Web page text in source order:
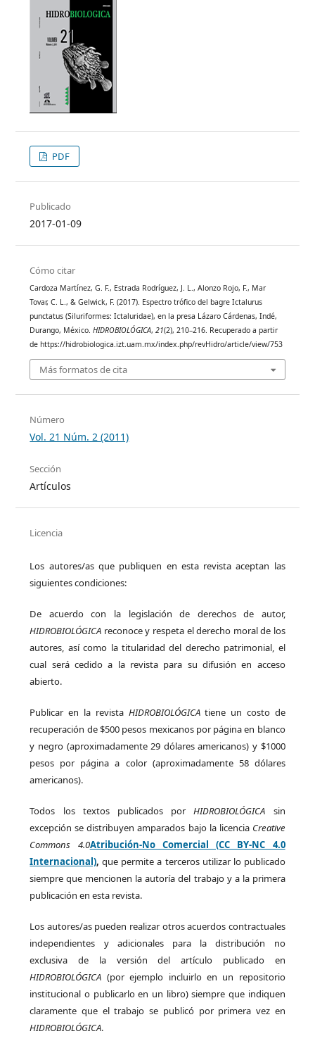
PDF
Publicado
2017-01-09
Cómo citar
Cardoza Martínez, G. F., Estrada Rodríguez, J. L., Alonzo Rojo, F., Mar
Tovar, C. L., & Gelwick, F. (2017). Espectro trófico del bagre Ictalurus
punctatus (Siluriformes: Ictaluridae), en la presa Lázaro Cárdenas, Indé,
Durango, México.HIDROBIOLÓGICA,21(2), 210–216. Recuperado a partir
de https://hidrobiologica.izt.uam.mx/index.php/revHidro/article/view/753
Más formatos de cita
Número
Vol. 21 Núm. 2 (2011)
Sección
Artículos
Licencia
Los autores/as que publiquen en esta revista aceptan las
siguientes condiciones:
De acuerdo con la legislación de derechos de autor,
HIDROBIOLÓGICA reconoce y respeta el derecho moral de los
autores, así como la titularidad del derecho patrimonial, el
cual será cedido a la revista para su difusión en acceso
abierto.
Publicar en la revista HIDROBIOLÓGICAtiene un costo de
recuperación de $500 pesos mexicanos por página en blanco
y negro (aproximadamente 29 dólares americanos) y $1000
pesos por página a color (aproximadamente 58 dólares
americanos).
Todos los textos publicados porHIDROBIOLÓGICA sin
excepción se distribuyen amparados bajo la licencia Creative
Commons 4.0Atribución-No Comercial (CC BY-NC 4.0
Internacional),que permite a terceros utilizar lo publicado
siempre que mencionen la autoría del trabajo y a la primera
publicación en esta revista.
Los autores/as pueden realizar otros acuerdos contractuales
independientes y adicionales para la distribución no
exclusiva de la versión del artículo publicado en
HIDROBIOLÓGICA (por ejemplo incluirlo en un repositorio
institucional o publicarlo en un libro) siempre que indiquen
claramente que el trabajo se publicó por primera vez en
HIDROBIOLÓGICA.